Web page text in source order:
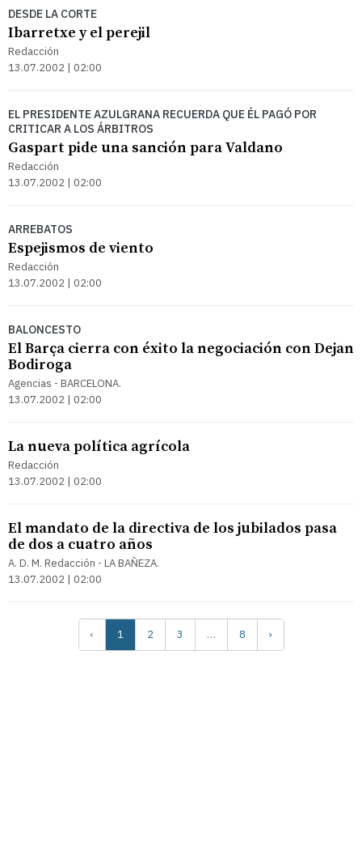
DESDE LA CORTE
Ibarretxe y el perejil
Redacción
13.07.2002 | 02:00
EL PRESIDENTE AZULGRANA RECUERDA QUE ÉL PAGÓ POR
CRITICAR A LOS ÁRBITROS
Gaspart pide una sanción para Valdano
Redacción
13.07.2002 | 02:00
ARREBATOS
Espejismos de viento
Redacción
13.07.2002 | 02:00
BALONCESTO
El Barça cierra con éxito la negociación con Dejan
Bodiroga
Agencias - BARCELONA.
13.07.2002 | 02:00
La nueva política agrícola
Redacción
13.07.2002 | 02:00
El mandato de la directiva de los jubilados pasa
de dos a cuatro años
A. D. M. Redacción - LA BAÑEZA.
13.07.2002 | 02:00
‹ 1 2 3 … 8 ›